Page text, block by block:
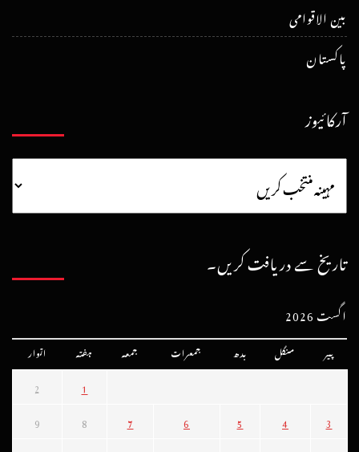
بین الاقوامی
پاکستان
آرکائیوز
تاریخ سے دریافت کریں۔
اگست 2026
پیر منگل بدھ جمعرات جمعہ ہفتہ اتوار
1
2
3
4
5
6
7
8
9